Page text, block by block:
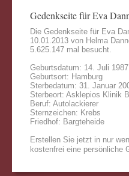
Gedenkseite für Eva
Die Gedenkseite für Eva
10.01.2013 von Helma
5.625.147 mal besucht.
Geburtsdatum: 14. Juli 1987
Geburtsort: Hamburg
Sterbedatum: 31. Januar
Sterbeort: Asklepios Klinik
Beruf: Autolackierer
Sternzeichen: Krebs
Friedhof: Bargteheide
Erstellen Sie jetzt in nur
kostenfrei eine persönliche